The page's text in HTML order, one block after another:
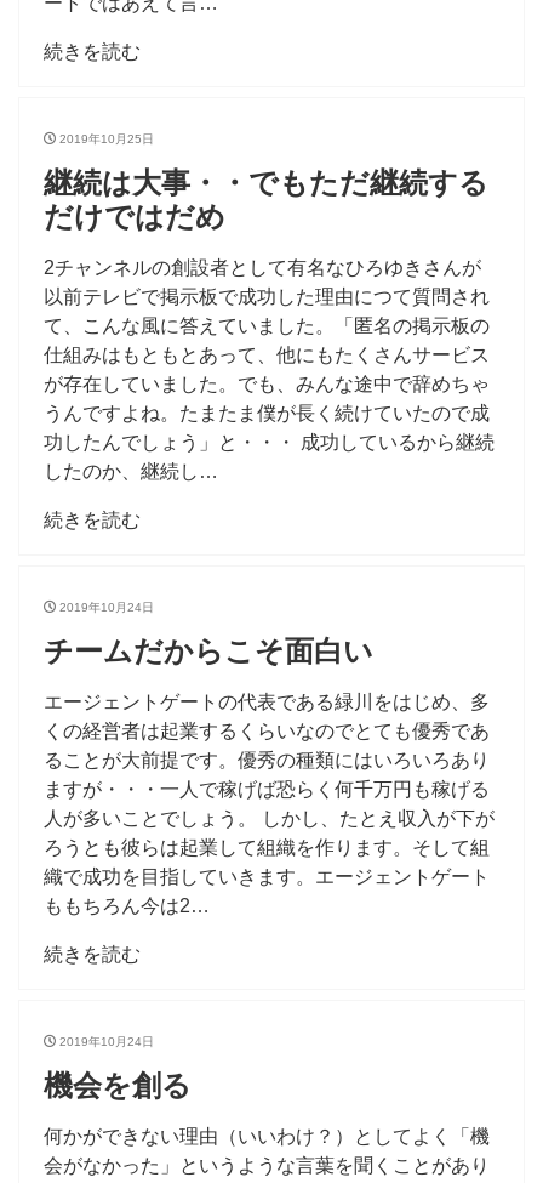
続きを読む
2019年10月25日
継続は大事・・でもただ継続する
だけではだめ
2チャンネルの創設者として有名なひろゆきさんが
以前テレビで掲示板で成功した理由につて質問され
て、こんな風に答えていました。「匿名の掲示板の
仕組みはもともとあって、他にもたくさんサービス
が存在していました。でも、みんな途中で辞めちゃ
うんですよね。たまたま僕が長く続けていたので成
功したんでしょう」と・・・ 成功しているから継続
したのか、継続し…
続きを読む
2019年10月24日
チームだからこそ面白い
エージェントゲートの代表である緑川をはじめ、多
くの経営者は起業するくらいなのでとても優秀であ
ることが大前提です。優秀の種類にはいろいろあり
ますが・・・一人で稼げば恐らく何千万円も稼げる
人が多いことでしょう。 しかし、たとえ収入が下が
ろうとも彼らは起業して組織を作ります。そして組
織で成功を目指していきます。エージェントゲート
ももちろん今は2…
続きを読む
2019年10月24日
機会を創る
何かができない理由（いいわけ？）としてよく「機
会がなかった」というような言葉を聞くことがあり